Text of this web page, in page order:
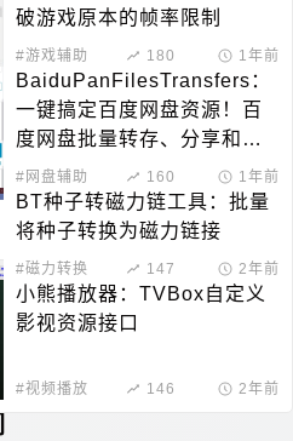
破游戏原本的帧率限制
#游戏辅助 180 1年前
BaiduPanFilesTransfers：
一键搞定百度网盘资源！百
度网盘批量转存、分享和检
测工具
#网盘辅助 160 1年前
BT种子转磁力链工具：批量
将种子转换为磁力链接
#磁力转换 147 2年前
小熊播放器：TVBox自定义
影视资源接口
#视频播放 146 2年前